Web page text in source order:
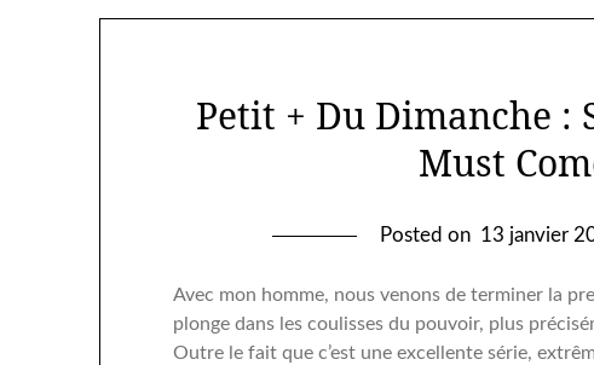
Petit + Du Dimanche :
Must
Posted on 13 janvier
Avec mon homme, nous venons de terminer la
plonge dans les coulisses du pouvoir, plus
Outre le fait que c’est une excellente série,